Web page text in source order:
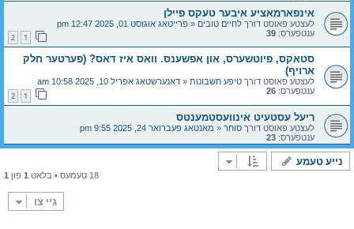
אינפארמאציע איבער טעקס פיילן
לעצטע פאוסט דורך לחיים טובים « פרייטאג אוגוסט 01, 2025 12:47 pm
ענטפערס: 39
1
2
סטאקס, פיוטשערס, און אפשענס. וואס איז דאס? (פערטער חלק
ארויף)
לעצטע פאוסט דורך טיפע חשבונות « דאנערשטאג אפריל 10, 2025 10:58 am
ענטפערס: 26
1
2
ריעל עסטעיט אינוועסטמענטס
לעצטע פאוסט דורך סוחר « מאנטאג פעברואר 24, 2025 9:55 pm
ענטפערס: 23
נייע טעמע
18 טעמעס • בלאט 1 פון 1
גיי צו